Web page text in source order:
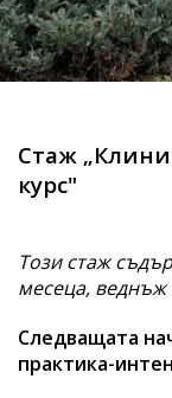
Стаж
курс"
Този стаж
месеца,
Следващата
практика-